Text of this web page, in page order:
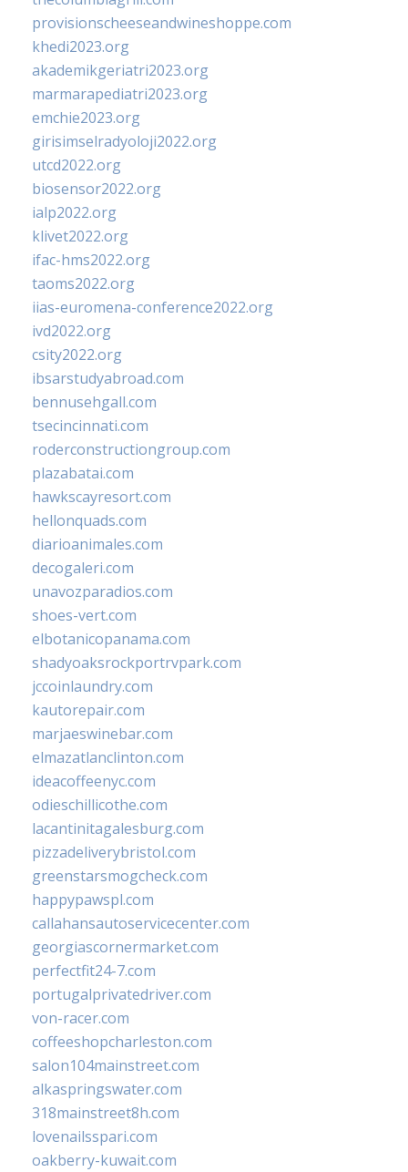
provisionscheeseandwineshoppe.com
khedi2023.org
akademikgeriatri2023.org
marmarapediatri2023.org
emchie2023.org
girisimselradyoloji2022.org
utcd2022.org
biosensor2022.org
ialp2022.org
klivet2022.org
ifac-hms2022.org
taoms2022.org
iias-euromena-conference2022.org
ivd2022.org
csity2022.org
ibsarstudyabroad.com
bennusehgall.com
tsecincinnati.com
roderconstructiongroup.com
plazabatai.com
hawkscayresort.com
hellonquads.com
diarioanimales.com
decogaleri.com
unavozparadios.com
shoes-vert.com
elbotanicopanama.com
shadyoaksrockportrvpark.com
jccoinlaundry.com
kautorepair.com
marjaeswinebar.com
elmazatlanclinton.com
ideacoffeenyc.com
odieschillicothe.com
lacantinitagalesburg.com
pizzadeliverybristol.com
greenstarsmogcheck.com
happypawspl.com
callahansautoservicecenter.com
georgiascornermarket.com
perfectfit24-7.com
portugalprivatedriver.com
von-racer.com
coffeeshopcharleston.com
salon104mainstreet.com
alkaspringswater.com
318mainstreet8h.com
lovenailsspari.com
oakberry-kuwait.com